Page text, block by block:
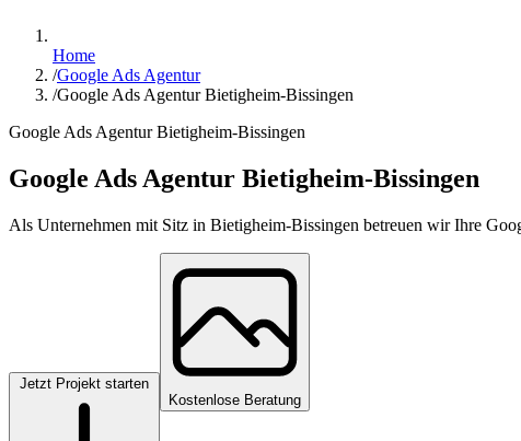
Home
/Google Ads Agentur
/Google Ads Agentur Bietigheim-Bissingen
Google Ads Agentur Bietigheim-Bissingen
Google Ads Agentur Bietigheim-Bissingen
Als Unternehmen mit Sitz in Bietigheim-Bissingen betreuen wir Ihre
Kostenlose Beratung